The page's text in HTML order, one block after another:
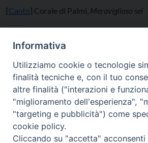
[Canto] Corale di Palmi, Meraviglioso sei
Informativa
Utilizziamo cookie o tecnologie
finalità tecniche e, con il tuo
altre finalità ("interazioni e
"miglioramento dell'esperienza",
"targeting e pubblicità") come
cookie policy.
Cliccando su "accetta"